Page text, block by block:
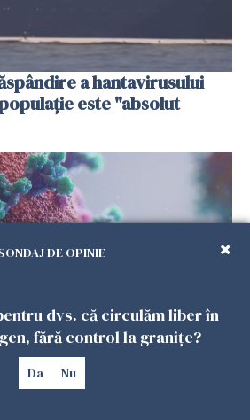
a hantavirusului
este "absolut
al treilea caz al unui
suspect de infectare cu
DE OPINIE
dvs. că circulăm liber în
fără control la granițe?
Da Nu